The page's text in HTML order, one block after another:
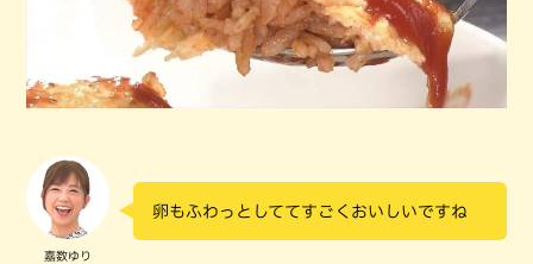
嘉数ゆり
卵もふわっとしててすごくおいしいですね